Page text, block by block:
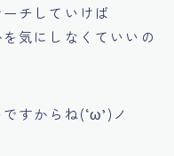
チしていけば
気にしなくていいの
すからね(‘ω’)ノ